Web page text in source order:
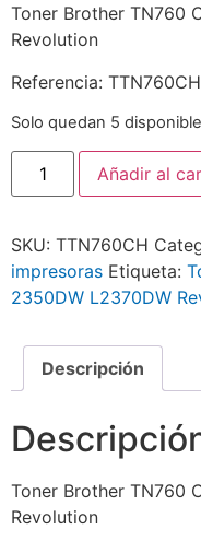
Toner Brother TN760
Revolution
Referencia: TTN760CH
Solo quedan 5
Añadir al
SKU: TTN760CH
impresoras Etiqueta:
2350DW L2370DW
Descripción
Toner Brother TN760
Revolution